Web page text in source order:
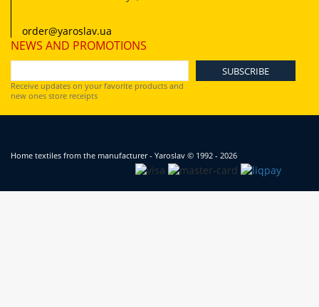
order@yaroslav.ua
NEWS AND PROMOTIONS
Receive updates on your favorite products and
new ones store receipts
Home textiles from the manufacturer - Yaroslav © 1992 - 2026